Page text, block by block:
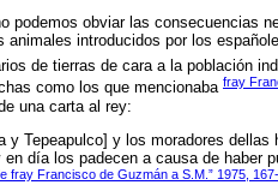
podemos obviar las consecuencias
introducidos por los
de tierras de cara a la población
como los que mencionaba fray
una carta al rey:
y Tepeapulco] y los moradores
día los padecen a causa de haber
fray Francisco de Guzmán a S.M.” 1975,